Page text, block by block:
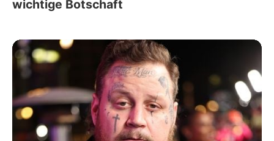
wichtige Botschaft